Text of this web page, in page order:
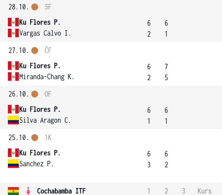
28.10.
Ku Flores P.
Vargas Calvo I.
SF
6
2
6
1
27.10.
Ku Flores P.
Miranda-Chang K.
ČF
6
2
7
5
26.10.
Ku Flores P.
Silva Aragon C.
OF
6
1
6
1
25.10.
Ku Flores P.
Sanchez P.
1K
6
3
6
2
Cochabamba ITF 1 2 3 Kurs